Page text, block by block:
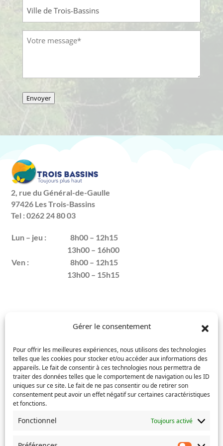
Gérer le consentement
Pour offrir les meilleures expériences, nous utilisons des technologies
telles que les cookies pour stocker et/ou accéder aux informations des
appareils. Le fait de consentir à ces technologies nous permettra de
traiter des données telles que le comportement de navigation ou les ID
uniques sur ce site. Le fait de ne pas consentir ou de retirer son
consentement peut avoir un effet négatif sur certaines caractéristiques
et fonctions.
Fonctionnel Toujours activé
Message (Nécessaire)
Envoyer
2, rue du Général-de-Gaulle
97426 Les Trois-Bassins
Tel : 0262 24 80 03
Lun – jeu :
8h00 – 12h15
13h00 – 16h00
Ven :
8h00 – 12h15
13h00 – 15h15
Confidentialité
Politique des cookies
Actus version mobile
Accessibilité : partiellement conforme